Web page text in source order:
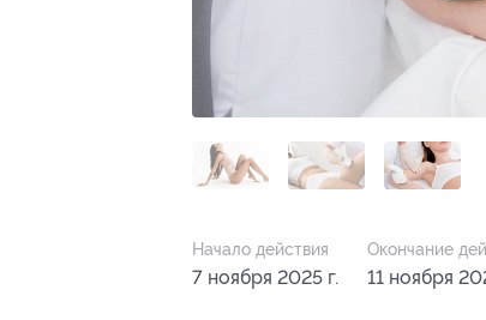
Начало действия
7 ноября 2025 г.
Окончание
11 ноября